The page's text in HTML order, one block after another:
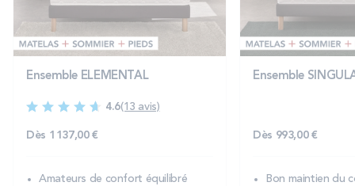
Ensemble ELEMENTAL
4.6(13 avis)
Dès 1 137,00 €
Amateurs de confort équilibré
Ensemble
Dès 993,00 €
Bon maintien du